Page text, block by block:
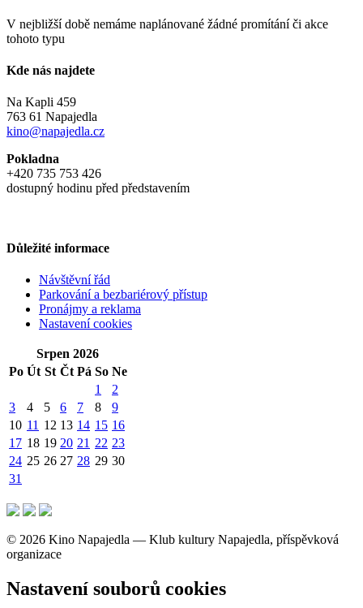
V nejbližší době nemáme naplánované žádné promítání či akce
tohoto typu
Kde nás najdete
Na Kapli 459
763 61 Napajedla
kino@napajedla.cz
Pokladna
+420 735 753 426
dostupný hodinu před představením
Důležité informace
Návštěvní řád
Parkování a bezbariérový přístup
Pronájmy a reklama
Nastavení cookies
Srpen 2026
Po Út St Čt Pá So Ne
1
2
3
4 5 6 7 8
9
10 11 12 13 14 15 16
17 18 19 20 21 22 23
24 25 26 27 28 29 30
31
© 2026 Kino Napajedla — Klub kultury Napajedla, příspěvková
organizace
Nastavení souborů cookies